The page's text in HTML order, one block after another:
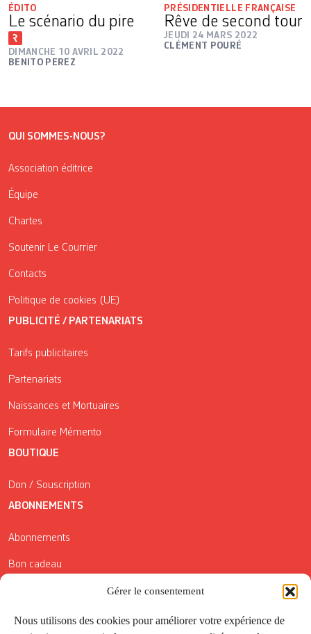
Gérer le consentement
Nous utilisons des cookies pour améliorer votre expérience de
ÉDITO
Le scénario du pire
DIMANCHE 10 AVRIL 2022
BENITO PEREZ
PRÉSIDENTIELLE FRANÇAISE
Rêve de second tour
JEUDI 24 MARS 2022
CLÉMENT POURÉ
QUI SOMMES-NOUS?
Association éditrice
Équipe
Chartes
Soutenir Le Courrier
Contacts
Politique de cookies (UE)
PUBLICITÉ / PARTENARIATS
Tarifs publicitaires
Partenariats
Naissances et Mortuaires
Formulaire Mémento
BOUTIQUE
Don / Souscription
ABONNEMENTS
Abonnements
Bon cadeau
Conditions générales de vente
Réductions de la Carte Côté Courrier